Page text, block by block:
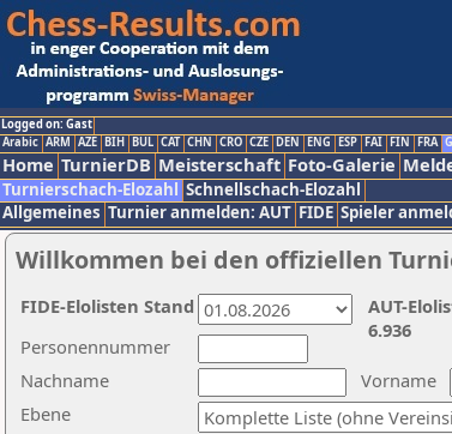
Logged on: Gast
Arabic ARM AZE BIH BUL CAT CHN CRO CZE DEN ENG ESP FAI FIN FRA
Home TurnierDB Meisterschaft Foto-Galerie
Turnierschach-Elozahl Schnellschach-Elozahl
Allgemeines Turnier anmelden: AUT FIDE Spieler
Willkommen bei den offiziellen
Nachname
Vorname
Ebene
Personennummer
AUT-
6.936
FIDE-Elolisten Stand